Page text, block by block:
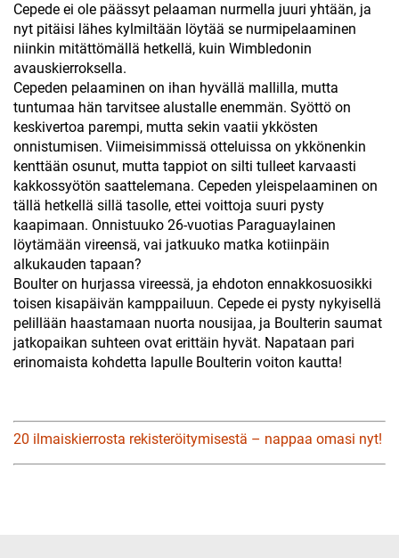
Cepede ei ole päässyt pelaaman nurmella juuri yhtään, ja
nyt pitäisi lähes kylmiltään löytää se nurmipelaaminen
niinkin mitättömällä hetkellä, kuin Wimbledonin
avauskierroksella.
Cepeden pelaaminen on ihan hyvällä mallilla, mutta
tuntumaa hän tarvitsee alustalle enemmän. Syöttö on
keskivertoa parempi, mutta sekin vaatii ykkösten
onnistumisen. Viimeisimmissä otteluissa on ykkönenkin
kenttään osunut, mutta tappiot on silti tulleet karvaasti
kakkossyötön saattelemana. Cepeden yleispelaaminen on
tällä hetkellä sillä tasolle, ettei voittoja suuri pysty
kaapimaan. Onnistuuko 26-vuotias Paraguaylainen
löytämään vireensä, vai jatkuuko matka kotiinpäin
alkukauden tapaan?
Boulter on hurjassa vireessä, ja ehdoton ennakkosuosikki
toisen kisapäivän kamppailuun. Cepede ei pysty nykyisellä
pelillään haastamaan nuorta nousijaa, ja Boulterin saumat
jatkopaikan suhteen ovat erittäin hyvät. Napataan pari
erinomaista kohdetta lapulle Boulterin voiton kautta!
20 ilmaiskierrosta rekisteröitymisestä – nappaa omasi nyt!